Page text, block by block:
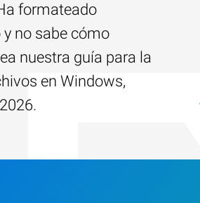
formateado
no sabe cómo
nuestra guía para la
en Windows,